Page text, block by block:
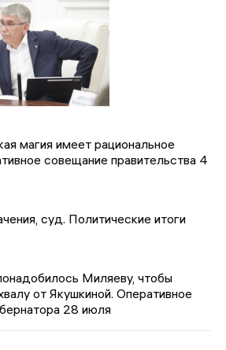
магия имеет рациональное
совещание правительства 4
суд. Политические итоги
Миляеву, чтобы
от Якушкиной. Оперативное
28 июля